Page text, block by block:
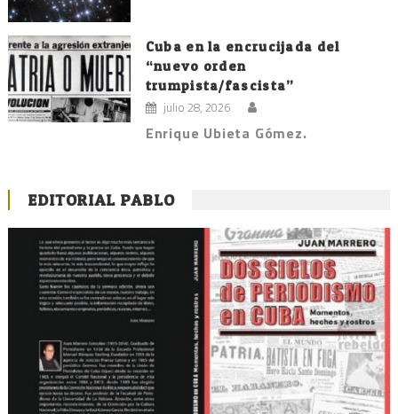
Cuba en la encrucijada del
“nuevo orden
trumpista/fascista”
julio 28, 2026
Enrique Ubieta Gómez.
EDITORIAL PABLO